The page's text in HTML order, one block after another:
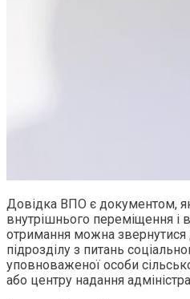
Довідка ВПО є документом,
внутрішнього переміщення і
отримання можна звернутися
підрозділу з питань
уповноваженої особи
або центру надання